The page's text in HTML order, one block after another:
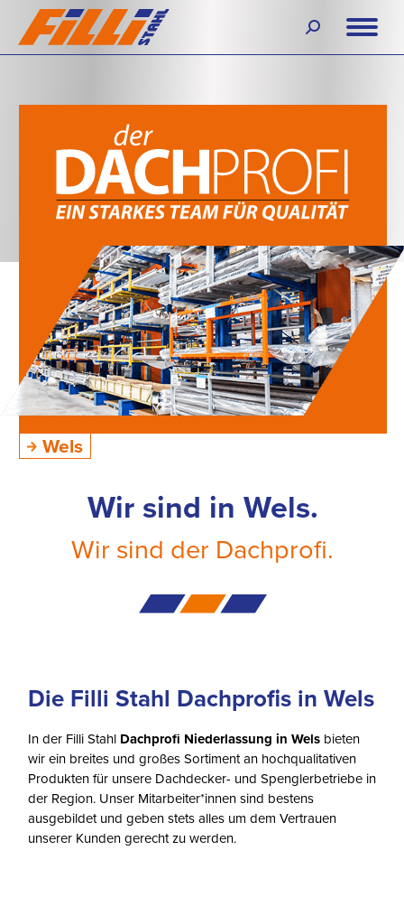
Search:
Wels
Wir sind in Wels.
Wir sind der Dachprofi.
Die Filli Stahl Dachprofis in Wels
In der Filli Stahl Dachprofi Niederlassung in Welsbieten
wir ein breites und großes Sortiment an hochqualitativen
Produkten für unsere Dachdecker- und Spenglerbetriebe in
der Region. Unser Mitarbeiter*innen sind bestens
ausgebildet und geben stets alles um dem Vertrauen
unserer Kunden gerecht zu werden.